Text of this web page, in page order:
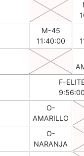
M-45
11:40:00
F-
O-
AMARILLO
O-
NARANJA